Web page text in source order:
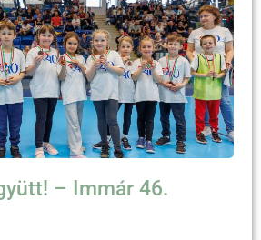
– Immár 46.